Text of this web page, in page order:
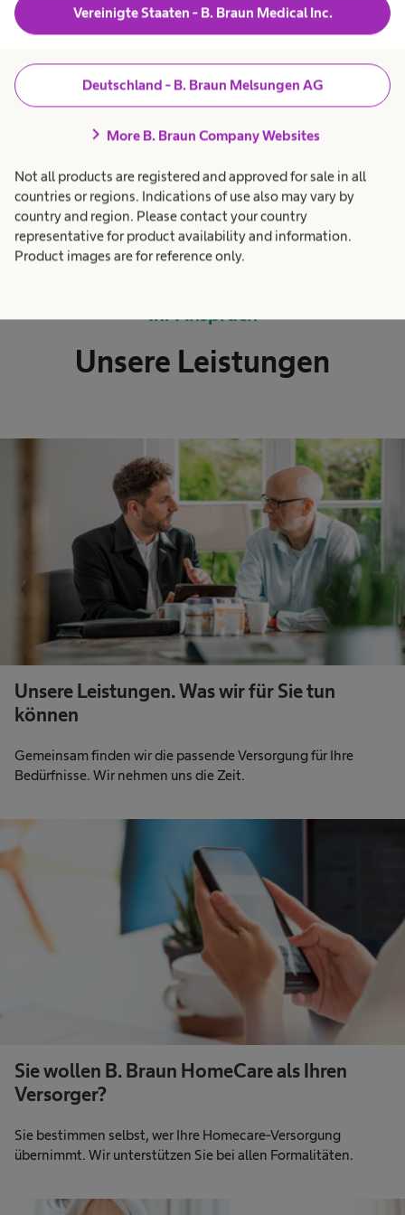
Vereinigte Staaten - B. Braun Medical Inc.
Deutschland - B. Braun Melsungen AG
chevron_right More B. Braun Company Websites
Not all products are registered and approved for sale in all
countries or regions. Indications of use also may vary by
country and region. Please contact your country
representative for product availability and information.
Product images are for reference only.
Qualitätsanspruch an die ambulante Versorgung
und knüpfen ein Netzwerk, in dessen
Mittelpunkt Sie als Betroffene*r mit Ihren
Bedürfnissen stehen.
Unsere Gesundheit hat Einfluss auf unser Leben.
Aber sie darf es nicht bestimmen. Dafür setzen
wir uns ein.
Ihr Anspruch
Unsere Leistungen
Unsere Leistungen. Was wir für Sie tun
können
Gemeinsam finden wir die passende Versorgung für Ihre
Bedürfnisse. Wir nehmen uns die Zeit.
Sie wollen B. Braun HomeCare als Ihren
Versorger?
Sie bestimmen selbst, wer Ihre Homecare-Versorgung
übernimmt. Wir unterstützen Sie bei allen Formalitäten.